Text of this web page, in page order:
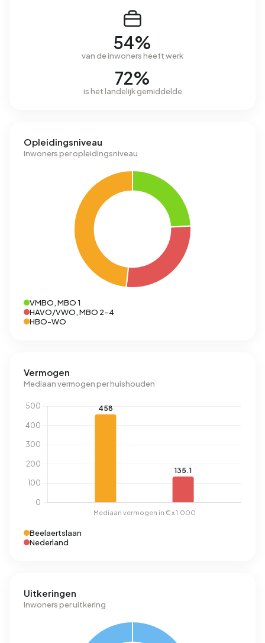
54%
van de inwoners heeft werk
72%
is het landelijk gemiddelde
Opleidingsniveau
Inwoners per opleidingsniveau
VMBO, MBO 1
HAVO/VWO, MBO 2-4
HBO-WO
Vermogen
Mediaan vermogen per huishouden
Beelaertslaan
Nederland
Uitkeringen
Inwoners per uitkering